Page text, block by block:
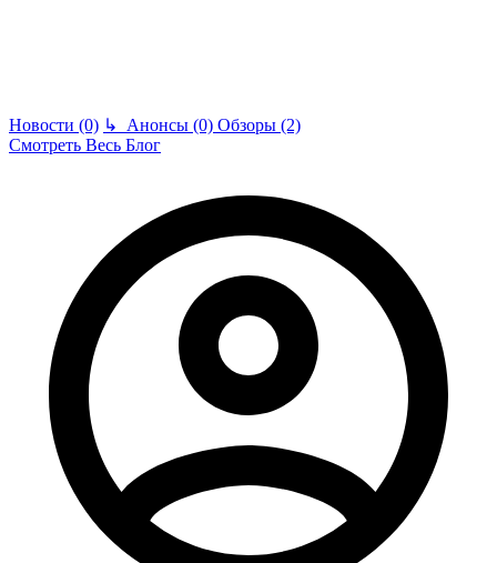
Новости (0) ↳ Анонсы (0) Обзоры (2)
Смотреть Весь Блог